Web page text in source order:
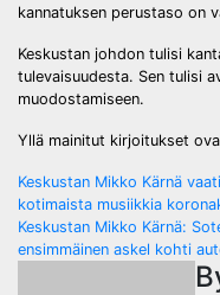
kannatuksen perustaso on
Keskustan johdon tulisi
tulevaisuudesta. Sen tulisi
muodostamiseen.
Yllä mainitut kirjoitukset
Post
navigation
Keskustan Mikko Kärnä
kotimaista musiikkia
Keskustan Mikko Kärnä:
ensimmäinen askel kohti